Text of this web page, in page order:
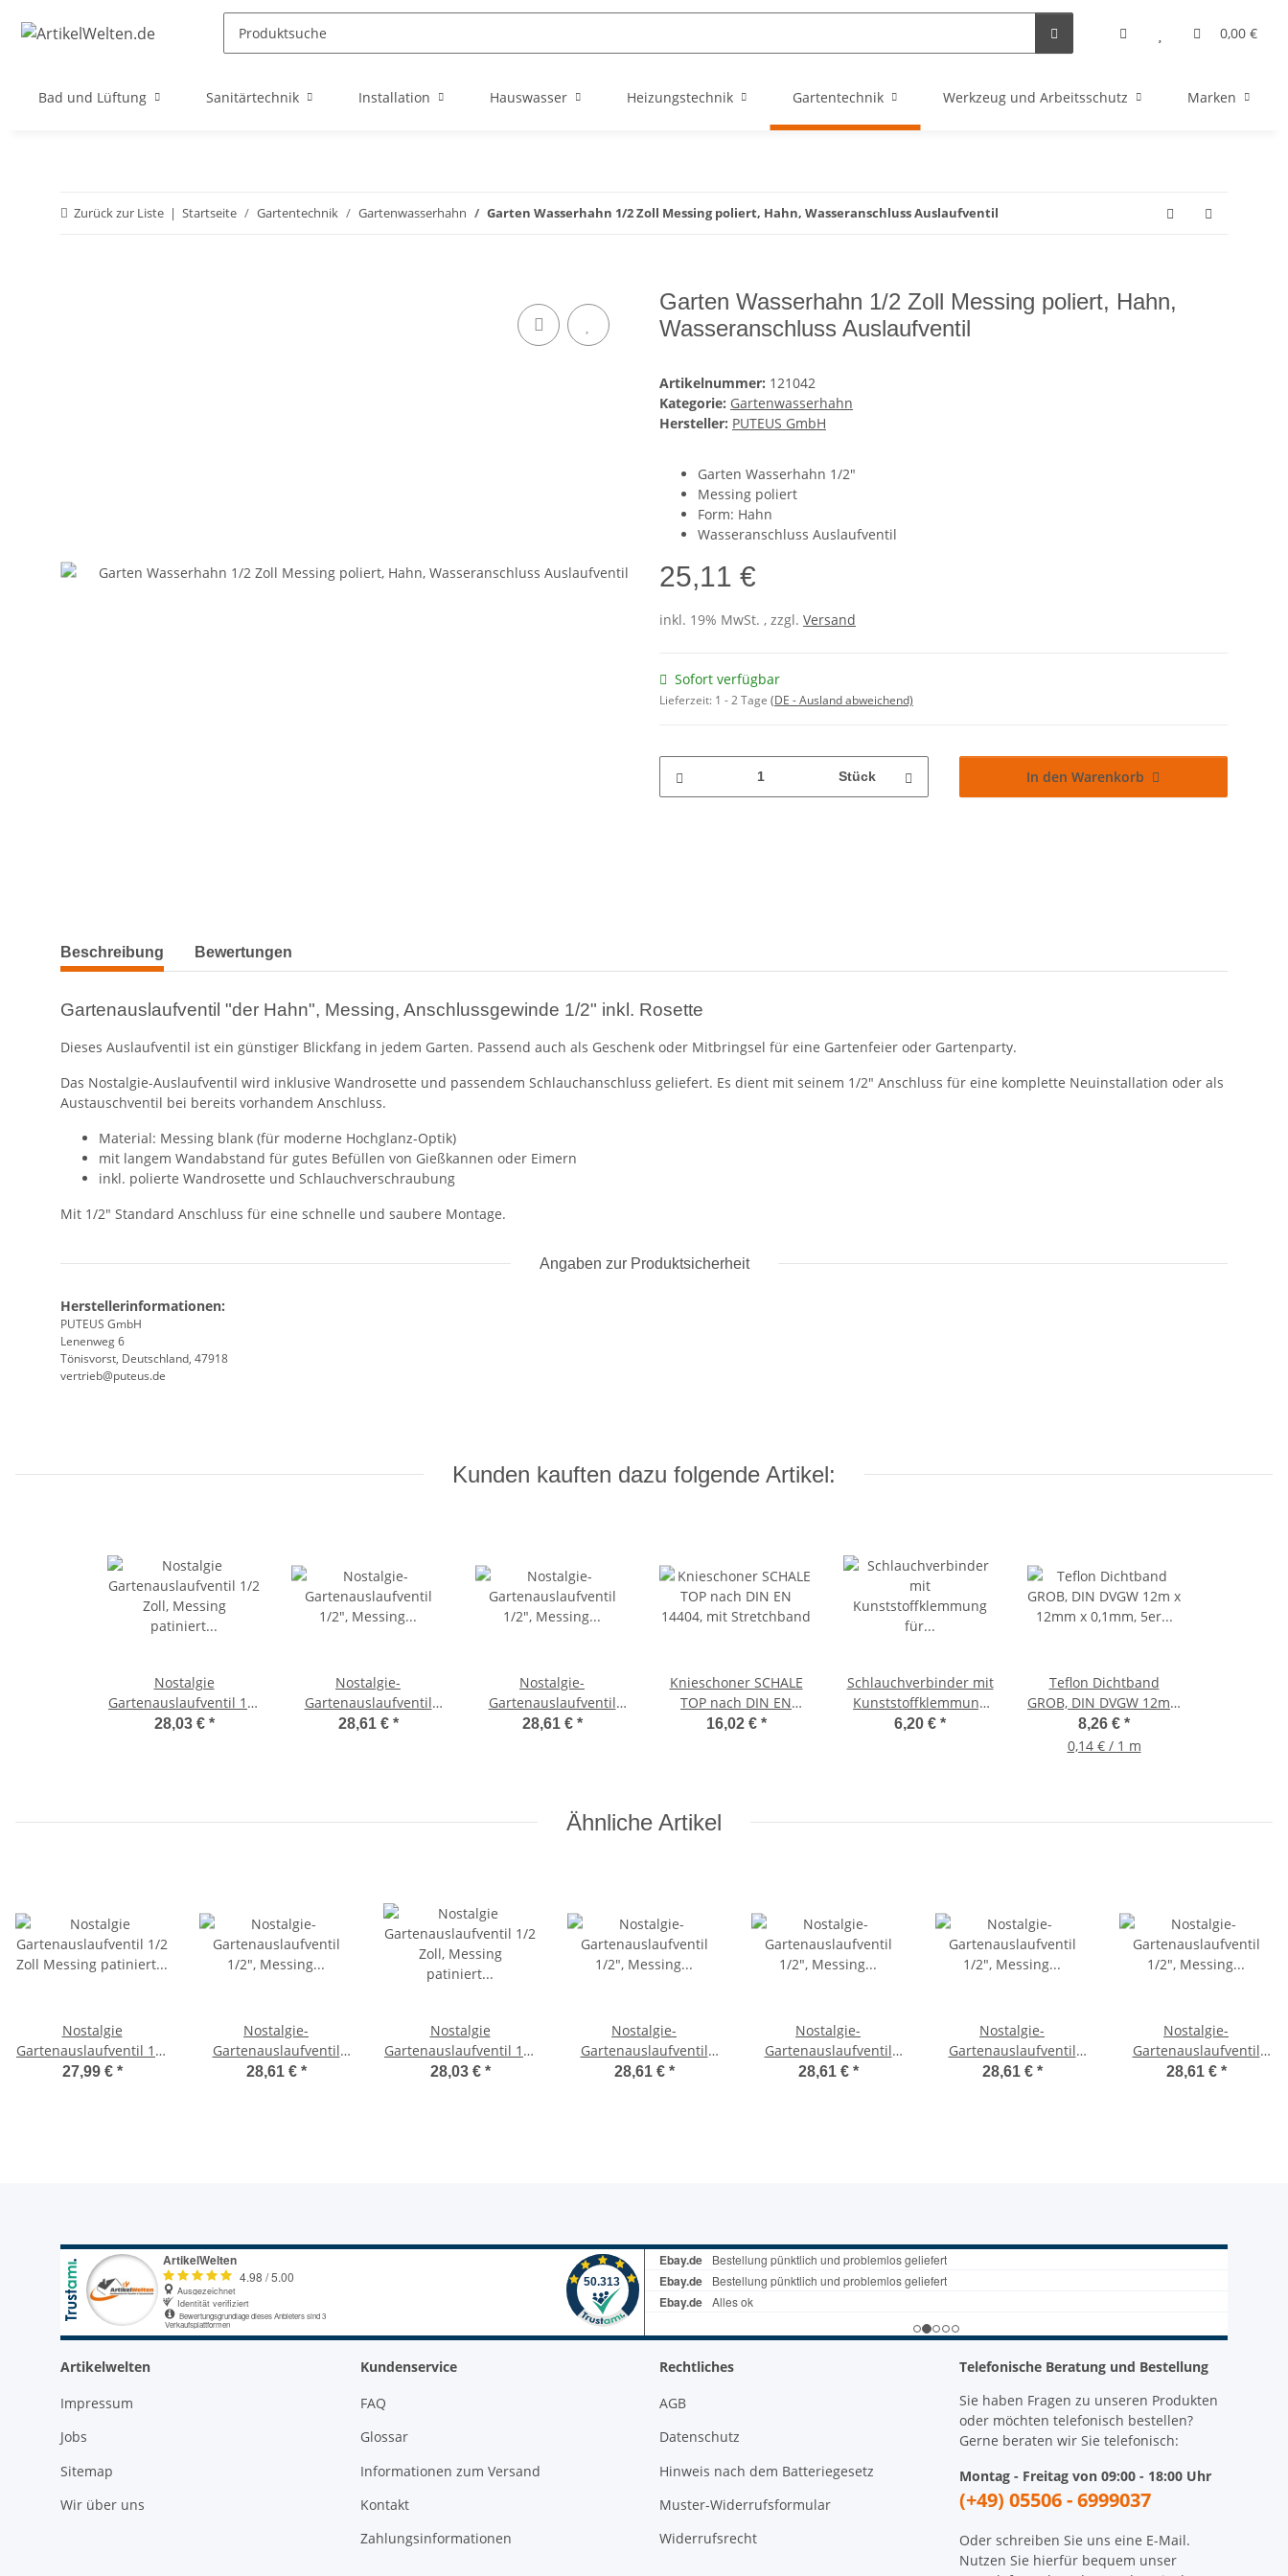
0,00 €
Bad und Lüftung Sanitärtechnik Installation Hauswasser Heizungstechnik Gartentechnik Werkzeug und Arbeitsschutz Marken
Zurück zur Liste Startseite Gartentechnik Gartenwasserhahn Garten Wasserhahn 1/2 Zoll Messing poliert, Hahn, Wasseranschluss Auslaufventil
Garten Wasserhahn 1/2 Zoll Messing poliert, Hahn,
Wasseranschluss Auslaufventil
Artikelnummer: 121042
Kategorie: Gartenwasserhahn
Hersteller: PUTEUS GmbH
Garten Wasserhahn 1/2"
Messing poliert
Form: Hahn
Wasseranschluss Auslaufventil
25,11 €
inkl. 19% MwSt. , zzgl. Versand
Sofort verfügbar
Lieferzeit: 1 - 2 Tage (DE - Ausland abweichend)
Stück In den Warenkorb
weitere Registerkarten anzeigen
Beschreibung Bewertungen
Gartenauslaufventil "der Hahn", Messing, Anschlussgewinde 1/2" inkl. Rosette
Dieses Auslaufventil ist ein günstiger Blickfang in jedem Garten. Passend auch als Geschenk oder Mitbringsel für eine Gartenfeier oder Gartenparty.
Das Nostalgie-Auslaufventil wird inklusive Wandrosette und passendem Schlauchanschluss geliefert. Es dient mit seinem 1/2" Anschluss für eine komplette Neuinstallation oder als
Austauschventil bei bereits vorhandem Anschluss.
Material: Messing blank (für moderne Hochglanz-Optik)
mit langem Wandabstand für gutes Befüllen von Gießkannen oder Eimern
inkl. polierte Wandrosette und Schlauchverschraubung
Mit 1/2" Standard Anschluss für eine schnelle und saubere Montage.
Angaben zur Produktsicherheit
Herstellerinformationen:
PUTEUS GmbH
Lenenweg 6
Tönisvorst, Deutschland, 47918
vertrieb@puteus.de
Kunden kauften dazu folgende Artikel:
Nostalgie
Gartenauslaufventil 1/2
Zoll, Messing patiniert
28,03 € *
Nostalgie-
Gartenauslaufventil
1/2", Messing patiniert
28,61 € *
Nostalgie-
Gartenauslaufventil
1/2", Messing patiniert
28,61 € *
Knieschoner SCHALE
TOP nach DIN EN
14404, mit Stretchband
16,02 € *
Schlauchverbinder mit
Kunststoffklemmung
für 1/2" Schlauch
6,20 € *
Teflon Dichtband
GROB, DIN DVGW 12m x
12mm x 0,1mm, 5er
Sparpack
8,26 € *
0,14 € / 1 m
Ähnliche Artikel
Nostalgie
Gartenauslaufventil 1/2
Zoll Messing patiniert
27,99 € *
Nostalgie-
Gartenauslaufventil
1/2", Messing patiniert
28,61 € *
Nostalgie
Gartenauslaufventil 1/2
Zoll, Messing patiniert
28,03 € *
Nostalgie-
Gartenauslaufventil
1/2", Messing patiniert
28,61 € *
Nostalgie-
Gartenauslaufventil
1/2", Messing patiniert
28,61 € *
Nostalgie-
Gartenauslaufventil
1/2", Messing patiniert
28,61 € *
Nostalgie-
Gartenauslaufventil
1/2", Messing patiniert
28,61 € *
Artikelwelten
Impressum
Jobs
Sitemap
Wir über uns
Kundenservice
FAQ
Glossar
Informationen zum Versand
Kontakt
Zahlungsinformationen
Rechtliches
AGB
Datenschutz
Hinweis nach dem Batteriegesetz
Muster-Widerrufsformular
Widerrufsrecht
Telefonische Beratung und Bestellung
Sie haben Fragen zu unseren Produkten
oder möchten telefonisch bestellen?
Gerne beraten wir Sie telefonisch:
Montag - Freitag von 09:00 - 18:00 Uhr
(+49) 05506 - 6999037
Oder schreiben Sie uns eine E-Mail.
Nutzen Sie hierfür bequem unser